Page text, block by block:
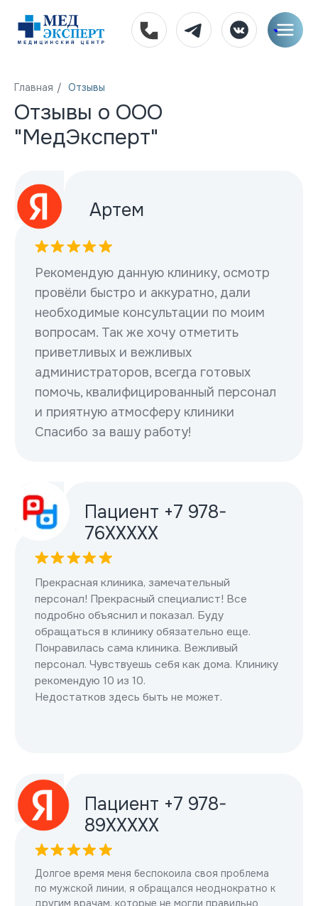
Главная / Отзывы
Отзывы о ООО
"МедЭксперт"
Артем
Рекомендую данную клинику, осмотр
провёли быстро и аккуратно, дали
необходимые консультации по моим
вопросам. Так же хочу отметить
приветливых и вежливых
администраторов, всегда готовых
помочь, квалифицированный персонал
и приятную атмосферу клиники
Спасибо за вашу работу!
Прекрасная клиника, замечательный
персонал! Прекрасный специалист! Все
подробно объяснил и показал. Буду
Недостатков здесь быть не может.
Пациент +7 978-
76XXXXX
89XXXXX
Долгое время меня беспокоила своя проблема
по мужской линии, я обращался неоднократно к
другим врачам, которые не могли правильно
поставить диагноз и назначить лечение. Врач
внимательно выслушал, поставил диагноз и
назначил лечение. После лечения анализы​ стали в
норме и самочувствие улучшилось. Спасибо, что
есть такие врачи профессионалы своего дела.
Очень хорошая клиника! Внимательный и
вежливый персонал! Всегда на высшем уровне!
Девочки-администраторы всегда встретят,
врача! Врачи тоже всегда внимательные,
выслушают проблему от А до Я и назначат
правильное лечение. Рекомендую
Дарья